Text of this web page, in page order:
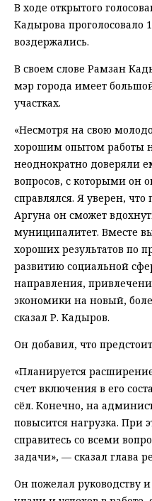
В ходе открытого
Кадырова проголосовало
воздержались.
В своем слове Рамзан
мэр города имеет
участках.
«Несмотря на свою
хорошим опытом работы
неоднократно доверяли
вопросов, с которыми он
справлялся. Я уверен,
Аргуна он сможет
муниципалитет. Вместе
хороших результатов по
развитию социальной
направления,
экономики на новый,
сказал Р. Кадыров.
Он добавил, что
«Планируется
счет включения в его
сёл. Конечно, на
повысится нагрузка. При
справитесь со всеми
задачи», — сказал глава
Он пожелал руководству